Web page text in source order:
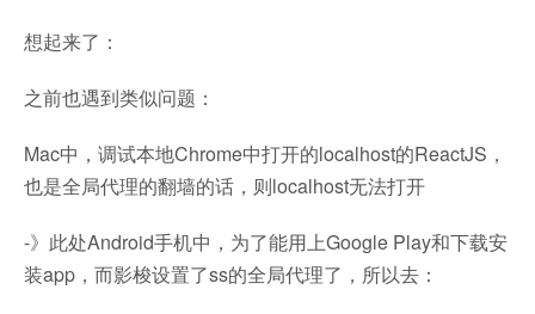
想起来了：
之前也遇到类似问题：
Mac中，调试本地Chrome中打开的localhost的ReactJS，
也是全局代理的翻墙的话，则localhost无法打开
-》此处Android手机中，为了能用上Google Play和下载安
装app，而影梭设置了ss的全局代理了，所以去：